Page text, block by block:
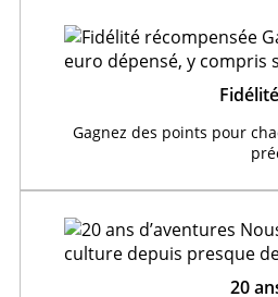
Gagnez des points pour
20